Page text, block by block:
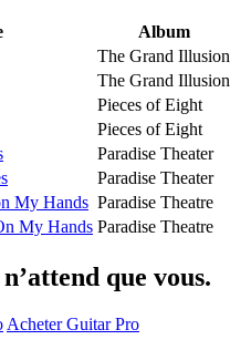
Album
The Grand Illusion
The Grand Illusion
Pieces of Eight
Pieces of Eight
Paradise Theater
Paradise Theater
My Hands Paradise Theatre
My Hands Paradise Theatre
que vous.
Acheter Guitar Pro